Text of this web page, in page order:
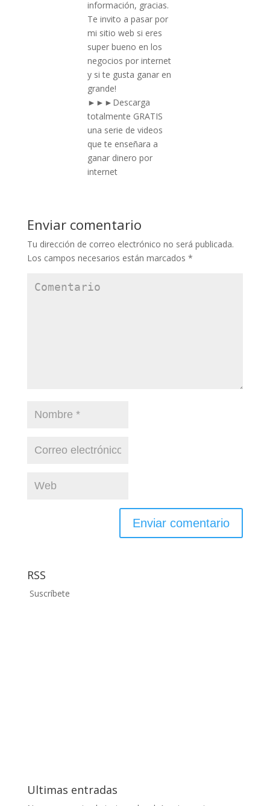
información, gracias.
Te invito a pasar por
mi sitio web si eres
super bueno en los
negocios por internet
y si te gusta ganar en
grande!
►►►Descarga
totalmente GRATIS
una serie de videos
que te enseñara a
ganar dinero por
internet
Enviar comentario
Tu dirección de correo electrónico no será publicada.
Los campos necesarios están marcados *
RSS
Suscríbete
Ultimas entradas